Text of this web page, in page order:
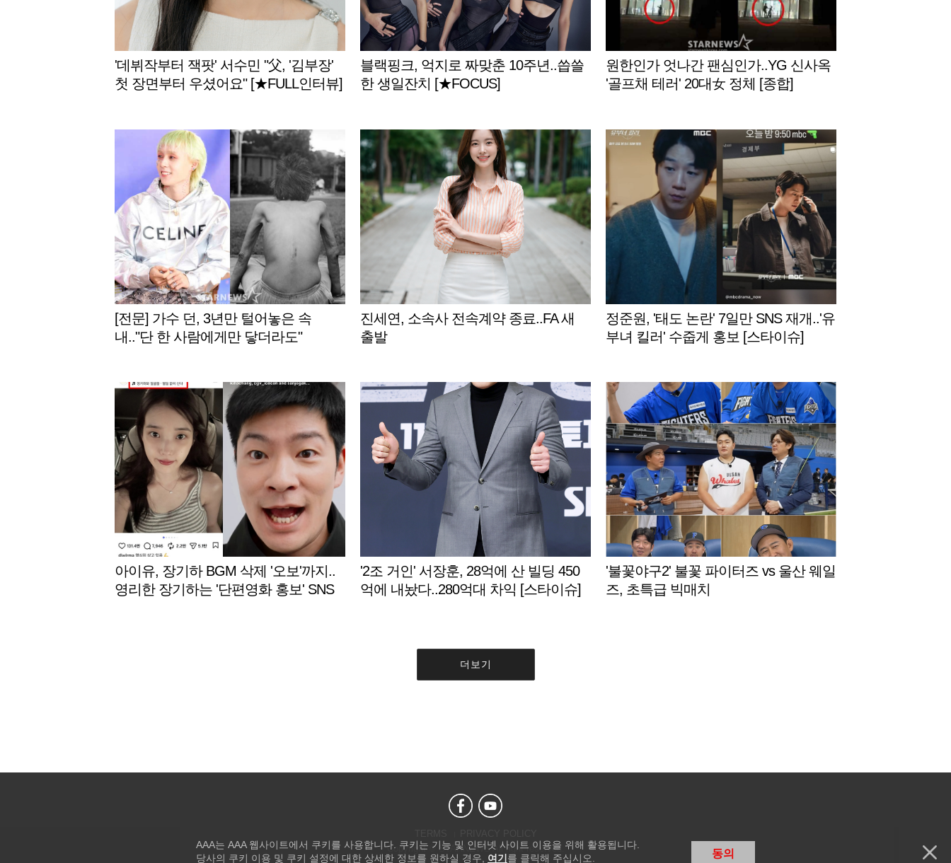
'데뷔작부터 잭팟' 서수민 "父, '김부장'
첫 장면부터 우셨어요" [★FULL인터뷰]
블랙핑크, 억지로 짜맞춘 10주년..씁쓸
한 생일잔치 [★FOCUS]
원한인가 엇나간 팬심인가..YG 신사옥
'골프채 테러' 20대女 정체 [종합]
[전문] 가수 던, 3년만 털어놓은 속
내.."단 한 사람에게만 닿더라도"
진세연, 소속사 전속계약 종료..FA 새
출발
정준원, '태도 논란' 7일만 SNS 재개..'유
부녀 킬러' 수줍게 홍보 [스타이슈]
아이유, 장기하 BGM 삭제 '오보'까지..
영리한 장기하는 '단편영화 홍보' SNS
'2조 거인' 서장훈, 28억에 산 빌딩 450
억에 내놨다..280억대 차익 [스타이슈]
'불꽃야구2' 불꽃 파이터즈 vs 울산 웨일
즈, 초특급 빅매치
더보기
Copyright © STARNEWS All right reserved.
AAA는 AAA 웹사이트에서 쿠키를 사용합니다. 쿠키는 기능 및 인터넷 사이트 이용을 위해 활용됩니다.
당사의 쿠키 이용 및 쿠키 설정에 대한 상세한 정보를 원하실 경우, 여기 를 클릭해 주십시오. 동의